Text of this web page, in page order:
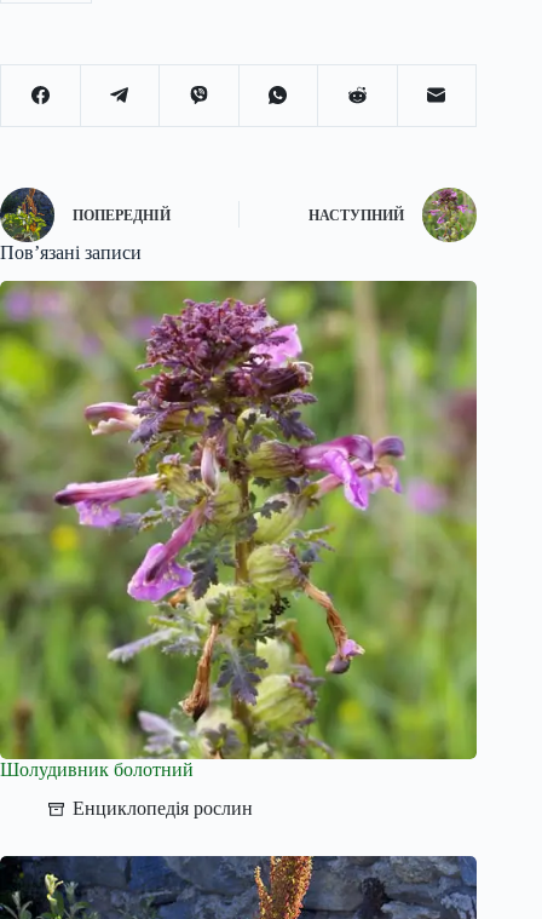
ПОПЕРЕДНІЙ НАСТУПНИЙ
Пов’язані записи
Шолудивник болотний
Енциклопедія рослин